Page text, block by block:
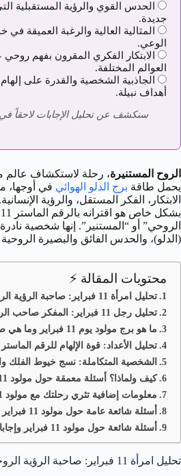
الحدس القوي والرؤية المستقبلية
جديدة.
المثالية العالية والرغبة العميقة
الوعي.
الابتكار الفكري المقرون بفهم
العوالم المختلفة.
الجاذبية الشخصية والقدرة على
أهداف نبيلة.
سنكشف عن تحليل الإجابات لاحقاً
الروح المستنيرة
يحمل طاقة برج الدلو الهوائي في أوجها،
الابتكار، الفكر المستقل، والرؤية
الروحي” أو “المستنير”. إنها شخصية
(الدلو)، والحدس الفائق والبصيرة الروحية
محتويات المقالة ⚡
تحليل امرأة 11 فبراير: صاحبة الرؤية الروحانية والمفكرة المستقلة ♀️
تحليل رجل 11 فبراير: المفكر صاحب الرؤية والرسول الروحي ♂️
ما هو برج مولود يوم 11 فبراير وما هي صفاته العامة؟ ♒️
تحليل الأعداد: قوة الإلهام للرقم الماستر 11 (يوم الميلاد)
الشخصية المتكاملة: نسج خيوط الفلك والأعداد
كيف ولماذا؟ أسئلة معمقة حول مولود 11 فبراير
معلومات إضافية تثري رحلتك مع مولود 11 فبراير 🎉
أسئلة شائعة عامة حول مولود 11 فبراير 💬
أسئلة شائعة حول مولود 11 فبراير وإجابات الاختبار ❓
تحليل امرأة 11 فبراير: صاحبة الرؤية الروحانية والمفكرة المستقلة